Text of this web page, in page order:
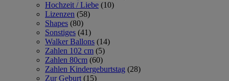
Hochzeit / Liebe (10)
Lizenzen (58)
Shapes (80)
Sonstiges (41)
Walker Ballons (14)
Zahlen 102 cm (5)
Zahlen 80cm (60)
Zahlen Kindergeburtstag (28)
Zur Geburt (15)